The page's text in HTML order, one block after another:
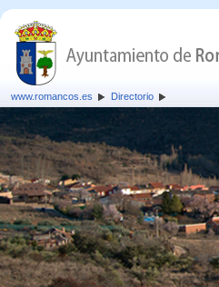
www.romancos.es Directorio